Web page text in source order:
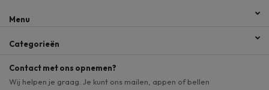
Menu
Categorieën
Contact met ons opnemen?
Wij helpen je graag. Je kunt ons mailen, appen of bellen